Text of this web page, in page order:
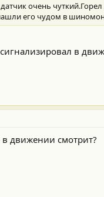
датчик очень
его чудом в
в
движении смотрит?